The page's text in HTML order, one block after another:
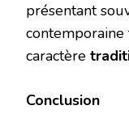
présentant
caractère
Conclusion